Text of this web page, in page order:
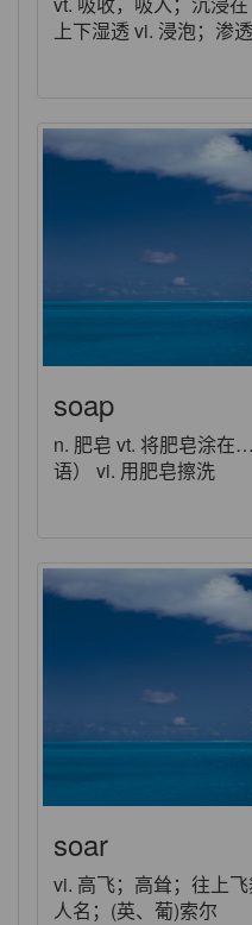
上下湿透 vi. 浸泡；渗
soap
n. 肥皂 vt. 将肥皂涂
语） vi. 用肥皂擦洗
soar
vi. 高飞；高耸；往上
人名；(英、葡)索尔